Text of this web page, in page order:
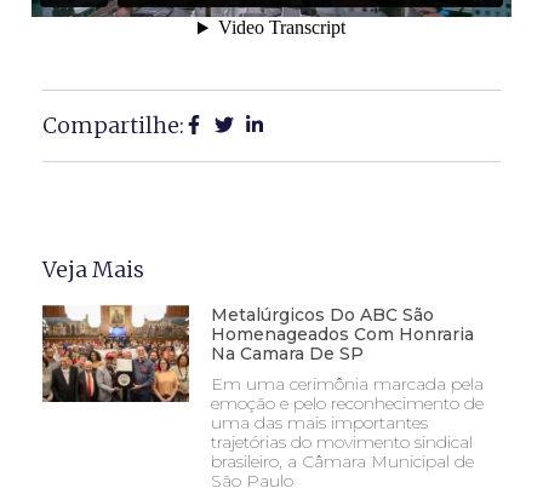
Compartilhe:
Veja Mais
Metalúrgicos Do ABC São
Homenageados Com Honraria
Na Camara De SP
Em uma cerimônia marcada pela
emoção e pelo reconhecimento de
uma das mais importantes
trajetórias do movimento sindical
brasileiro, a Câmara Municipal de
São Paulo